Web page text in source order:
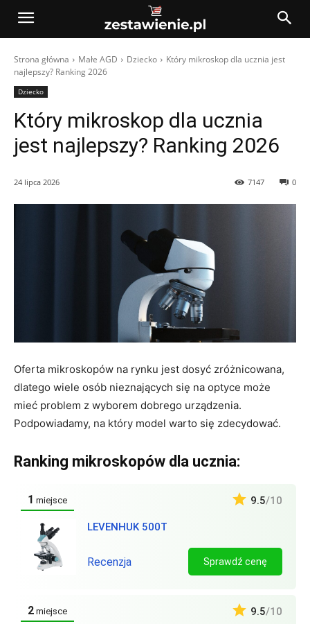
Strona główna Małe AGD Dziecko
Który mikroskop dla ucznia jest
najlepszy? Ranking 2026
Dziecko
Który mikroskop dla ucznia
jest najlepszy? Ranking 2026
24 lipca 2026 0
7147
Oferta mikroskopów na rynku jest dosyć zróżnicowana,
dlatego wiele osób nieznających się na optyce może
mieć problem z wyborem dobrego urządzenia.
Podpowiadamy, na który model warto się zdecydować.
Ranking mikroskopów dla ucznia:
1 miejsce
LEVENHUK 500T
9.5/10
Recenzja Sprawdź cenę
2 miejsce 9.5/10